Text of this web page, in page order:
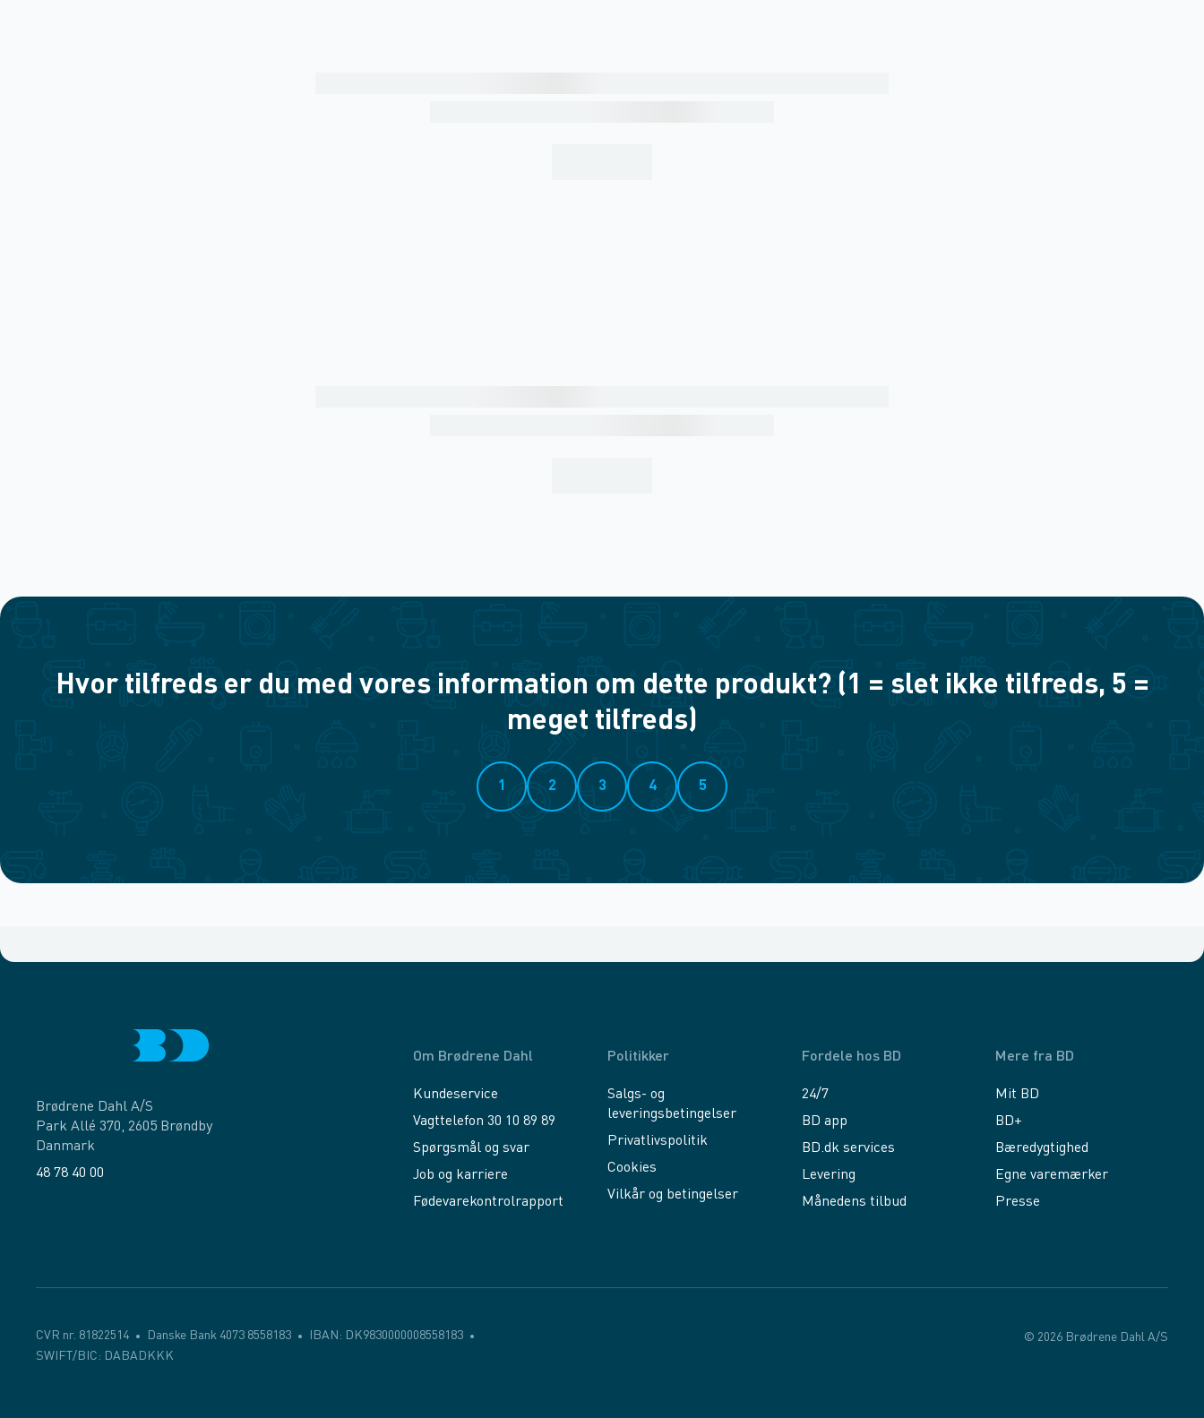
Hvor tilfreds er du med vores information om dette produkt? (1 = slet ikke tilfreds, 5 =
meget tilfreds)
1 2 3 4 5
Brødrene Dahl A/S
Park Allé 370, 2605 Brøndby
Danmark
48 78 40 00
Om Brødrene Dahl
Kundeservice
Vagttelefon 30 10 89 89
Spørgsmål og svar
Job og karriere
Fødevarekontrolrapport
Politikker
Salgs- og
leveringsbetingelser
Privatlivspolitik
Cookies
Vilkår og betingelser
Fordele hos BD
24/7
BD app
BD.dk services
Levering
Månedens tilbud
Mere fra BD
Mit BD
BD+
Bæredygtighed
Egne varemærker
Presse
CVR nr. 81822514 Danske Bank 4073 8558183
IBAN: DK9830000008558183
SWIFT/BIC: DABADKKK
© 2026 Brødrene Dahl A/S